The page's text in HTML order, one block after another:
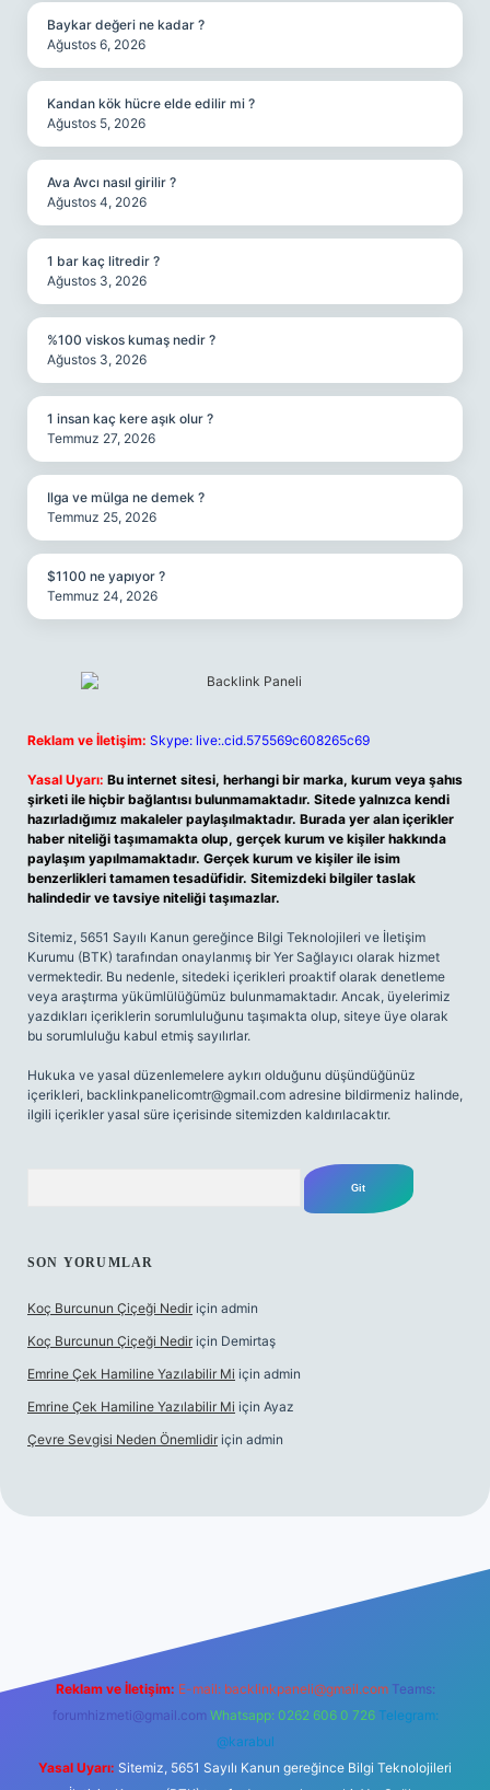
Baykar değeri ne kadar ?
Ağustos 6, 2026
Kandan kök hücre elde edilir mi ?
Ağustos 5, 2026
Ava Avcı nasıl girilir ?
Ağustos 4, 2026
1 bar kaç litredir ?
Ağustos 3, 2026
%100 viskos kumaş nedir ?
Ağustos 3, 2026
1 insan kaç kere aşık olur ?
Temmuz 27, 2026
Ilga ve mülga ne demek ?
Temmuz 25, 2026
$1100 ne yapıyor ?
Temmuz 24, 2026
Reklam ve İletişim: Skype: live:.cid.575569c608265c69
Yasal Uyarı: Bu internet sitesi, herhangi bir marka, kurum veya şahıs
şirketi ile hiçbir bağlantısı bulunmamaktadır. Sitede yalnızca kendi
hazırladığımız makaleler paylaşılmaktadır. Burada yer alan içerikler
haber niteliği taşımamakta olup, gerçek kurum ve kişiler hakkında
paylaşım yapılmamaktadır. Gerçek kurum ve kişiler ile isim
benzerlikleri tamamen tesadüfidir. Sitemizdeki bilgiler taslak
halindedir ve tavsiye niteliği taşımazlar.
Sitemiz, 5651 Sayılı Kanun gereğince Bilgi Teknolojileri ve İletişim
Kurumu (BTK) tarafından onaylanmış bir Yer Sağlayıcı olarak hizmet
vermektedir. Bu nedenle, sitedeki içerikleri proaktif olarak denetleme
veya araştırma yükümlülüğümüz bulunmamaktadır. Ancak, üyelerimiz
yazdıkları içeriklerin sorumluluğunu taşımakta olup, siteye üye olarak
bu sorumluluğu kabul etmiş sayılırlar.
Hukuka ve yasal düzenlemelere aykırı olduğunu düşündüğünüz
içerikleri, backlinkpanelicomtr@gmail.com adresine bildirmeniz halinde,
ilgili içerikler yasal süre içerisinde sitemizden kaldırılacaktır.
SON YORUMLAR
Koç Burcunun Çiçeği Nedir için admin
Koç Burcunun Çiçeği Nedir için Demirtaş
Emrine Çek Hamiline Yazılabilir Mi için admin
Emrine Çek Hamiline Yazılabilir Mi için Ayaz
Çevre Sevgisi Neden Önemlidir için admin
Reklam ve İletişim: E-mail: backlinkpaneli@gmail.com Teams:
forumhizmeti@gmail.com Whatsapp: 0262 606 0 726 Telegram:
@karabul
Yasal Uyarı: Sitemiz, 5651 Sayılı Kanun gereğince Bilgi Teknolojileri